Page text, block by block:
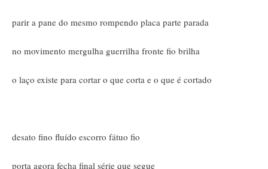
parir a pane do mesmo rompendo placa parte parada
no movimento mergulha guerrilha fronte fio brilha
o laço existe para cortar o que corta e o que é cortado
desato fino fluído escorro fátuo fio
porta agora fecha final série que segue